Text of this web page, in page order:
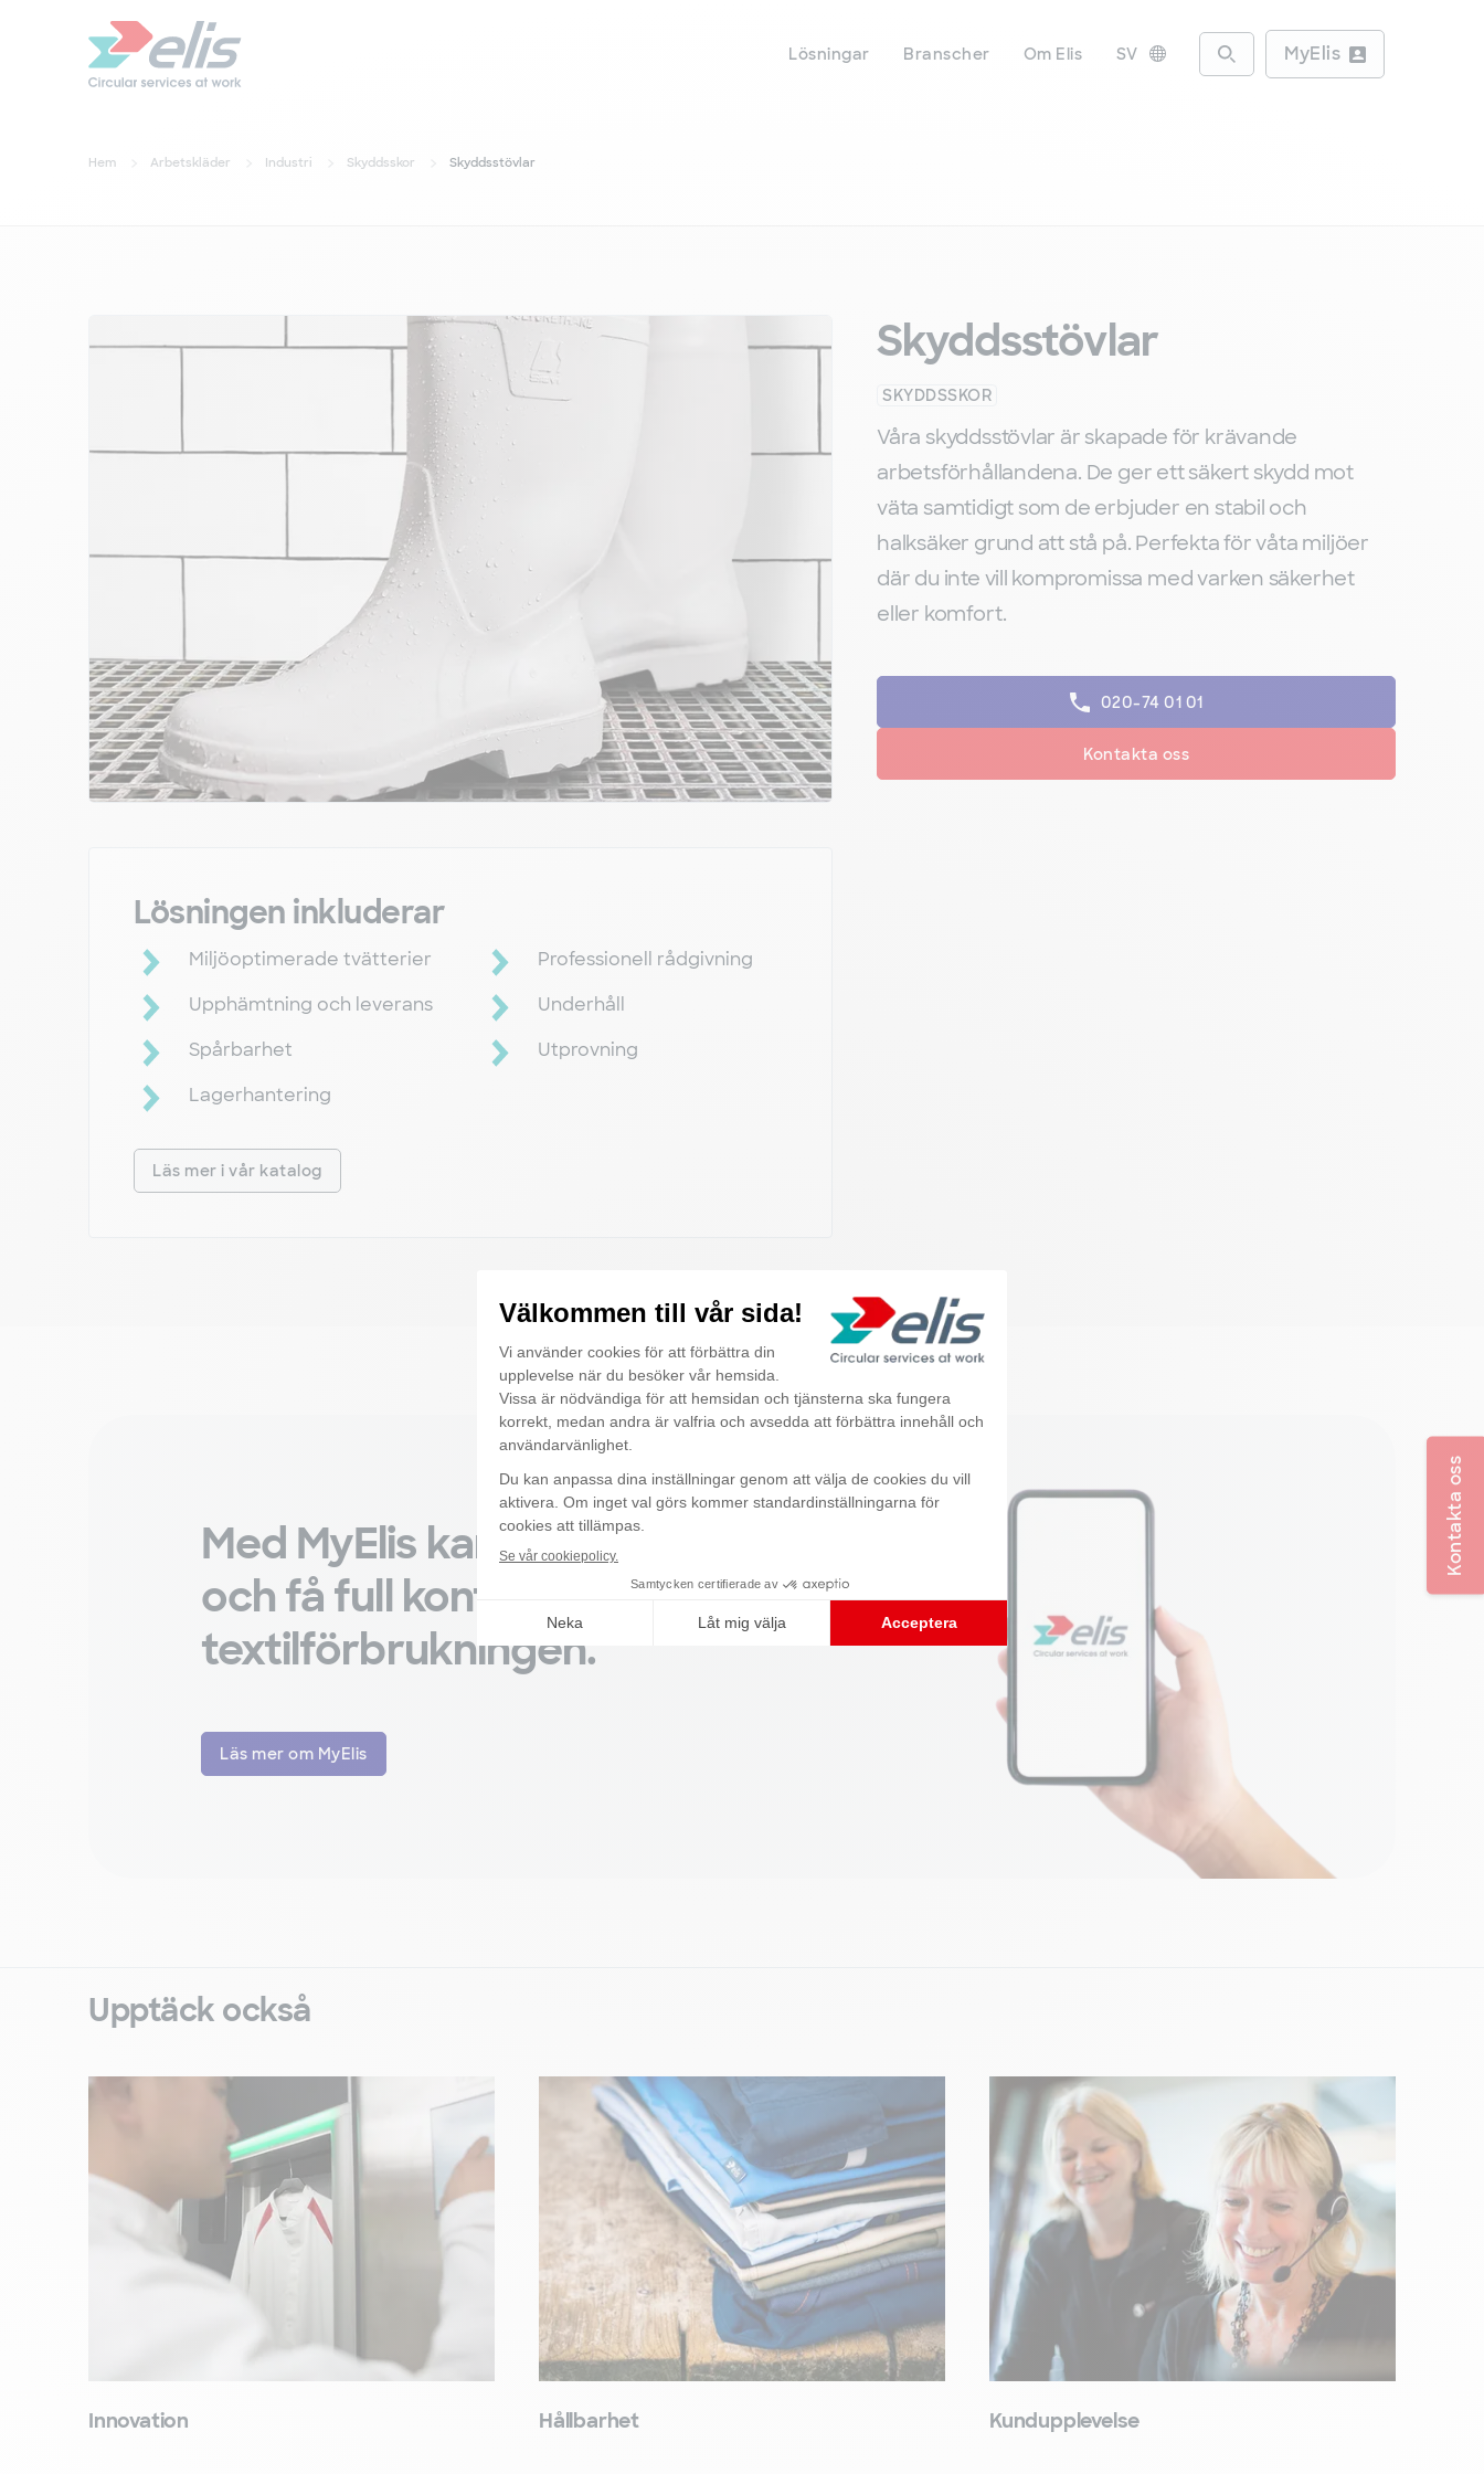
huvudinnehåll
Lösningar Branscher Om Elis
SV
, Byt språk
Access the search engine
MyElis
Hem Arbetskläder Industri Skyddsskor Skyddsstövlar
Lösningen inkluderar
Miljöoptimerade tvätterier
Professionell rådgivning
Upphämtning och leverans
Underhåll
Spårbarhet
Utprovning
Lagerhantering
Läs mer i vår katalog
Skyddsstövlar
SKYDDSSKOR
Våra skyddsstövlar är skapade för krävande
arbetsförhållandena. De ger ett säkert skydd mot
väta samtidigt som de erbjuder en stabil och
halksäker grund att stå på. Perfekta för våta miljöer
där du inte vill kompromissa med varken säkerhet
eller komfort.
020-74 01 01
Kontakta oss
Med MyElis kan du spåra
och få full kontroll över
textilförbrukningen.
Läs mer om MyElis
Upptäck också
Innovation Hållbarhet Kundupplevelse
Kontakta oss